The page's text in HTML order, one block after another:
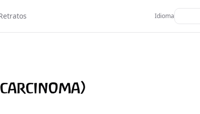
Idioma